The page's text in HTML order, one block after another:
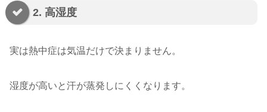
2. 高湿度
実は熱中症は気温だけで決まりません。
湿度が高いと汗が蒸発しにくくなります。